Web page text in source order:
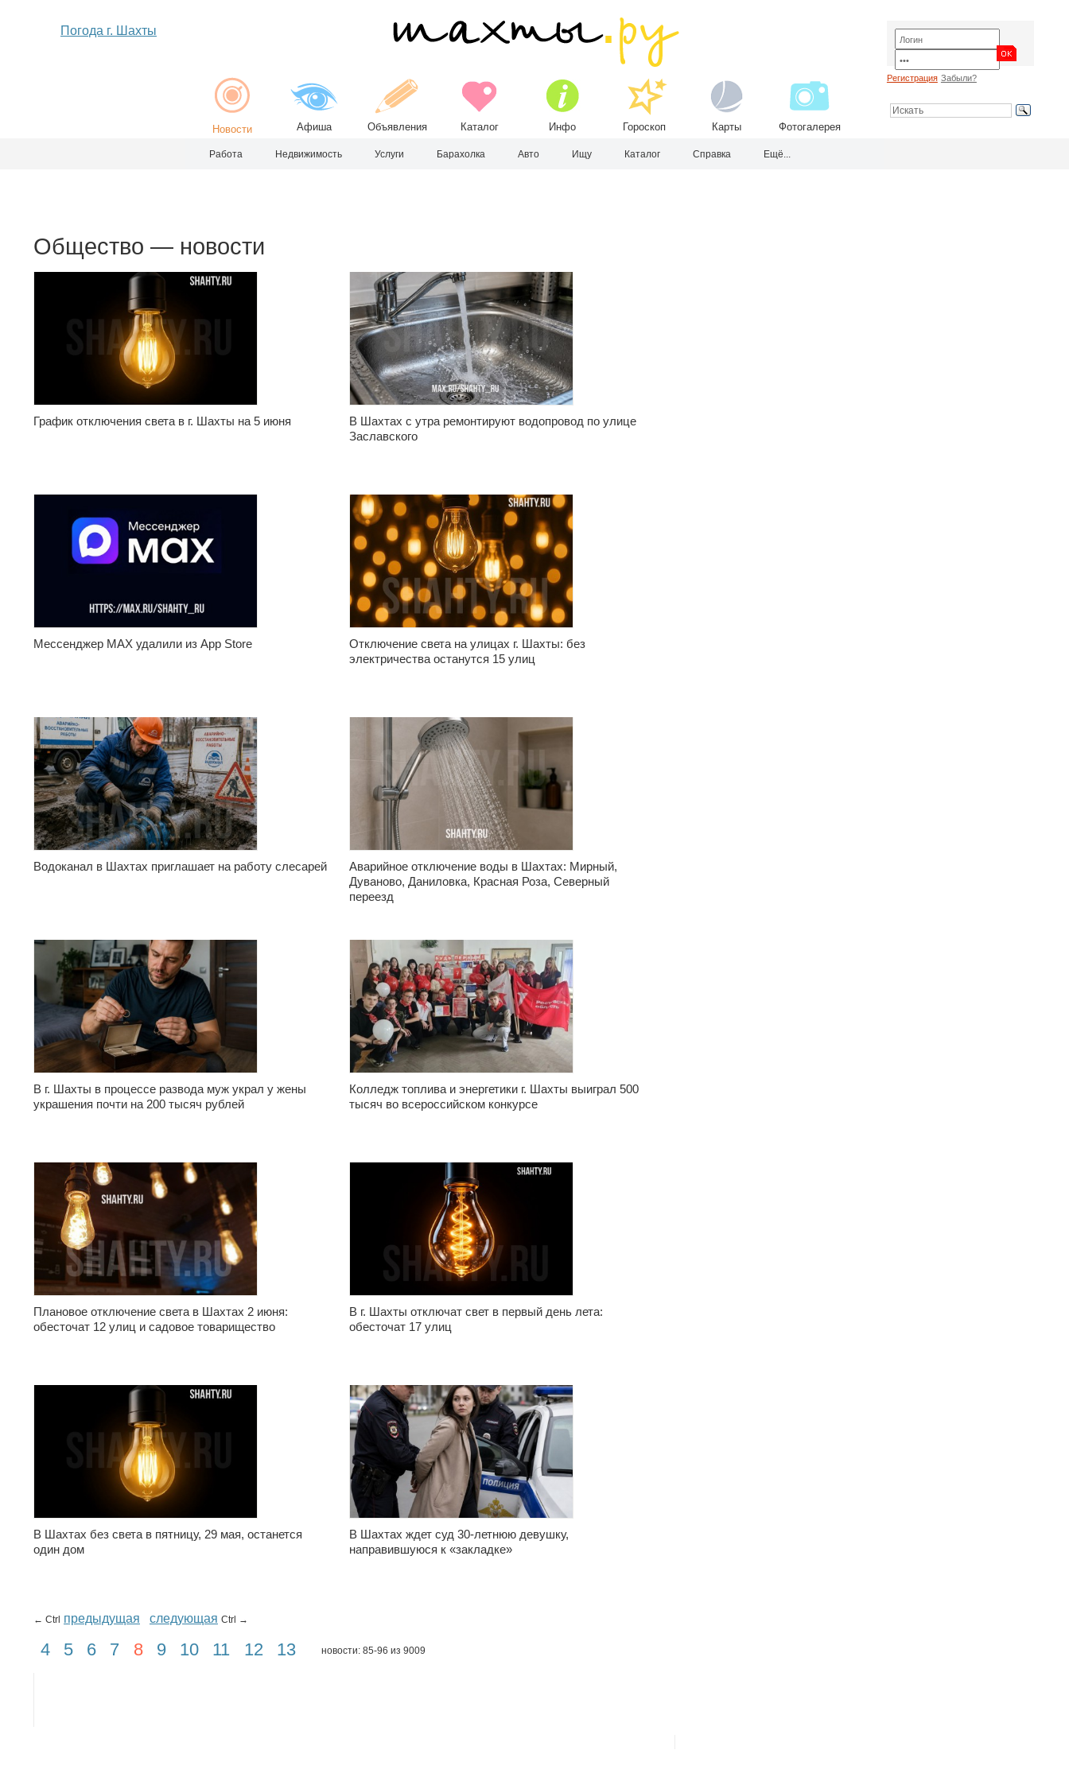
Погода г. Шахты
Новости Афиша Объявления Каталог Инфо Гороскоп Карты Фотогалерея
Регистрация Забыли?
Работа Недвижимость Услуги Барахолка Авто Ищу Каталог Справка Ещё...
Общество — новости
График отключения света в г. Шахты на 5 июня
В Шахтах с утра ремонтируют водопровод по улице
Заславского
Мессенджер МАХ удалили из App Store
Отключение света на улицах г. Шахты: без
электричества останутся 15 улиц
Водоканал в Шахтах приглашает на работу слесарей
Аварийное отключение воды в Шахтах: Мирный,
Дуваново, Даниловка, Красная Роза, Северный
переезд
В г. Шахты в процессе развода муж украл у жены
украшения почти на 200 тысяч рублей
Колледж топлива и энергетики г. Шахты выиграл 500
тысяч во всероссийском конкурсе
Плановое отключение света в Шахтах 2 июня:
обесточат 12 улиц и садовое товарищество
В г. Шахты отключат свет в первый день лета:
обесточат 17 улиц
В Шахтах без света в пятницу, 29 мая, останется
один дом
В Шахтах ждет суд 30-летнюю девушку,
направившуюся к «закладке»
← Ctrl предыдущая следующая Ctrl →
4 5 6 7 8 9 10 11 12 13 новости: 85-96 из 9009